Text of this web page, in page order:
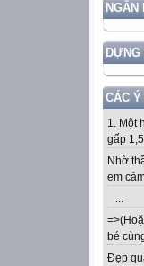
NGÂN
CÁC
1. Một
gấp
Nhờ
em
...
bé
Đẹp